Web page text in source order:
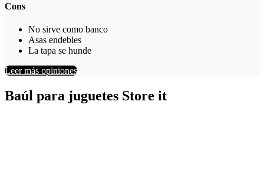
Cons
No sirve como banco
Asas endebles
La tapa se hunde
Leer más opiniones
Baúl para juguetes Store it